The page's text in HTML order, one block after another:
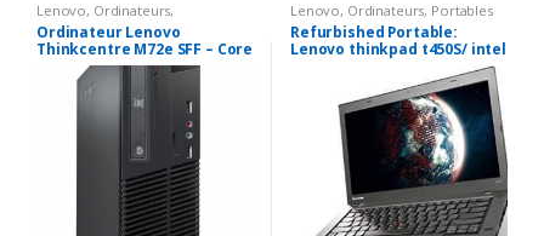
Lenovo, Ordinateurs,
Ordinateurs De Bureau &
Moniteurs
Ordinateur Lenovo
Thinkcentre M72e SFF – Core
i5-3570K 3,4Ghz – 8go – 128gb
SSD – Graveur DVD – Win 10
Lenovo, Ordinateurs, Portables
Refurbished Portable:
Lenovo thinkpad t450S/ intel
core i5 5300U 2.30 Ghz/ 128gb
SSD/ 8 gb ram/ display port (
hdmi )/ 14.1 pouces HD+
(1600 x 900) / windows 10 pro